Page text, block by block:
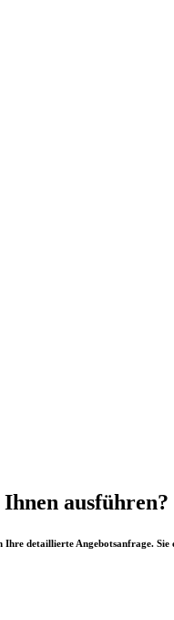
ausführen?
detaillierte Angebotsanfrage.